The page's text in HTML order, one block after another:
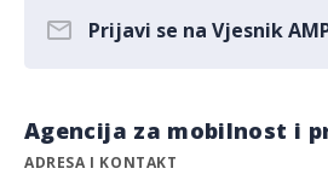
Prijavi se na Vjesnik
Agencija za mobilnost i
ADRESA I KONTAKT